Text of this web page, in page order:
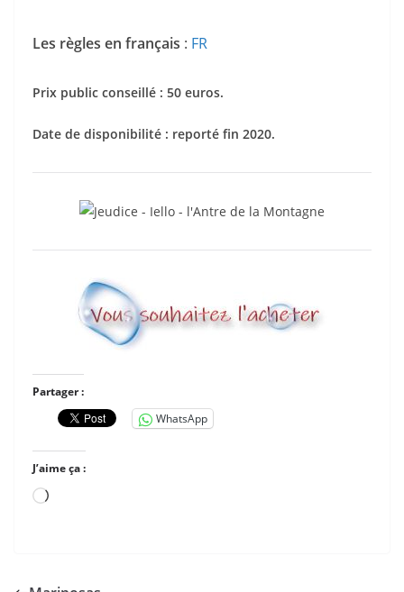
Les règles en français : FR
Prix public conseillé : 50 euros.
Date de disponibilité : reporté fin 2020.
Partager :
WhatsApp
J’aime ça :
Chargement…